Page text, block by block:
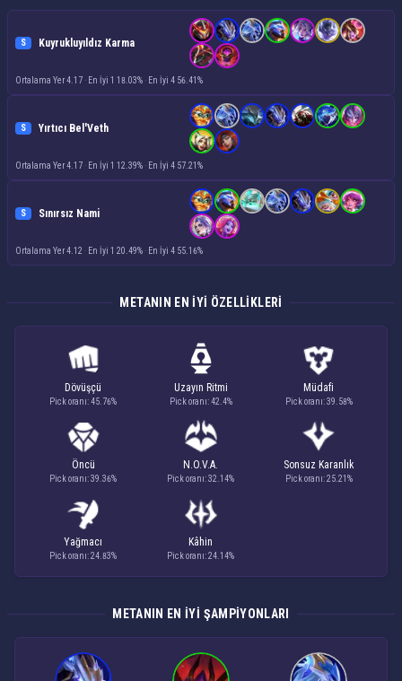
S Kuyrukluyıldız Karma
Ortalama Yer 4.17 · En İyi 1 18.03% · En İyi 4 56.41%
S Yırtıcı Bel'Veth
Ortalama Yer 4.17 · En İyi 1 12.39% · En İyi 4 57.21%
S Sınırsız Nami
Ortalama Yer 4.12 · En İyi 1 20.49% · En İyi 4 55.16%
METANIN EN IYI ÖZELLIKLERI
Dövüşçü
Pick oranı: 45.76%
Uzayın Ritmi
Pick oranı: 42.4%
Müdafi
Pick oranı: 39.58%
Öncü
Pick oranı: 39.36%
N.O.V.A.
Pick oranı: 32.14%
Sonsuz Karanlık
Pick oranı: 25.21%
Yağmacı
Pick oranı: 24.83%
Kâhin
Pick oranı: 24.14%
METANIN EN IYI ŞAMPIYONLARI